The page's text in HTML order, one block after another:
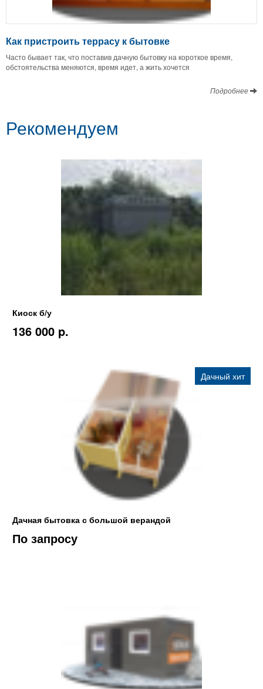
Как пристроить террасу к бытовке
Часто бывает так, что поставив дачную бытовку на короткое время,
обстоятельства меняются, время идет, а жить хочется
Подробнее
Рекомендуем
Киоск б/у
136 000 p.
Дачный хит
Дачная бытовка с большой верандой
По запросу